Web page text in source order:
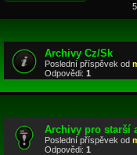
Archivy Cz/Sk
Poslední příspěvek od
Odpovědi: 1
Archivy pro starší
Poslední příspěvek od
Odpovědi: 1